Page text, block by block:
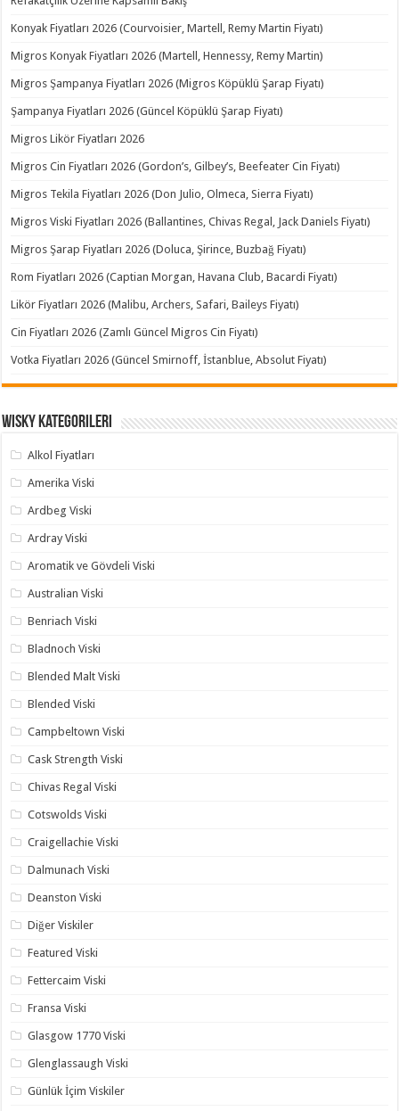
Konyak Fiyatları 2026 (Courvoisier, Martell, Remy Martin Fiyatı)
Migros Konyak Fiyatları 2026 (Martell, Hennessy, Remy Martin)
Migros Şampanya Fiyatları 2026 (Migros Köpüklü Şarap Fiyatı)
Şampanya Fiyatları 2026 (Güncel Köpüklü Şarap Fiyatı)
Migros Likör Fiyatları 2026
Migros Cin Fiyatları 2026 (Gordon’s, Gilbey’s, Beefeater Cin Fiyatı)
Migros Tekila Fiyatları 2026 (Don Julio, Olmeca, Sierra Fiyatı)
Migros Viski Fiyatları 2026 (Ballantines, Chivas Regal, Jack Daniels Fiyatı)
Migros Şarap Fiyatları 2026 (Doluca, Şirince, Buzbağ Fiyatı)
Rom Fiyatları 2026 (Captian Morgan, Havana Club, Bacardi Fiyatı)
Likör Fiyatları 2026 (Malibu, Archers, Safari, Baileys Fiyatı)
Cin Fiyatları 2026 (Zamlı Güncel Migros Cin Fiyatı)
Votka Fiyatları 2026 (Güncel Smirnoff, İstanblue, Absolut Fiyatı)
Wisky Kategorileri
Alkol Fiyatları
Amerika Viski
Ardbeg Viski
Ardray Viski
Aromatik ve Gövdeli Viski
Australian Viski
Benriach Viski
Bladnoch Viski
Blended Malt Viski
Blended Viski
Campbeltown Viski
Cask Strength Viski
Chivas Regal Viski
Cotswolds Viski
Craigellachie Viski
Dalmunach Viski
Deanston Viski
Diğer Viskiler
Featured Viski
Fettercaim Viski
Fransa Viski
Glasgow 1770 Viski
Glenglassaugh Viski
Günlük İçim Viskiler